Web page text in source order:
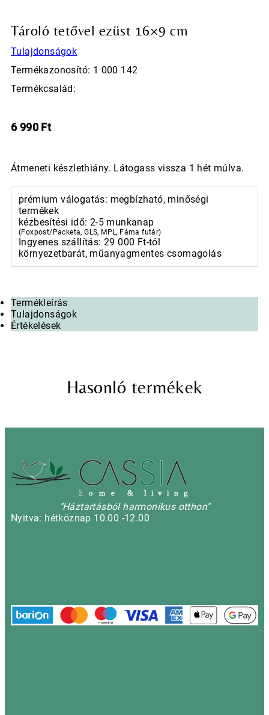
Tároló tetővel ezüst 16×9 cm
Tulajdonságok
Termékazonosító: 1 000 142
Termékcsalád:
6 990 Ft
Átmeneti készlethiány. Látogass vissza 1 hét múlva.
prémium válogatás: megbízható, minőségi
termékek
kézbesítési idő: 2-5 munkanap
(Foxpost/Packeta, GLS, MPL, Fáma futár)
Ingyenes szállítás: 29 000 Ft-tól
környezetbarát, műanyagmentes csomagolás
Termékleírás
Tulajdonságok
Értékelések
Hasonló termékek
h o m e & l i v i n g
"Háztartásból harmonikus otthon"
Nyitva: hétköznap 10.00 -12.00